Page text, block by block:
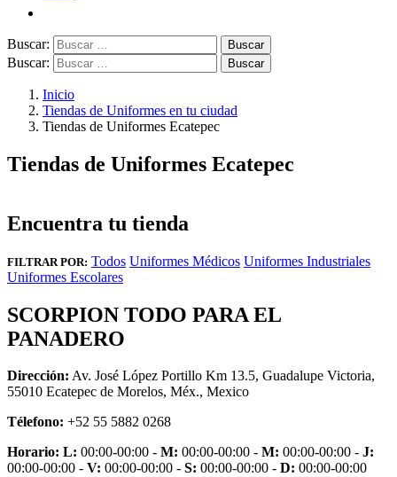
Buscar:
Buscar:
Inicio
Tiendas de Uniformes en tu ciudad
Tiendas de Uniformes Ecatepec
Tiendas de Uniformes Ecatepec
Encuentra tu tienda
FILTRAR POR: Todos Uniformes Médicos Uniformes Industriales
Uniformes Escolares
SCORPION TODO PARA EL
PANADERO
Dirección: Av. José López Portillo Km 13.5, Guadalupe Victoria,
55010 Ecatepec de Morelos, Méx., Mexico
Télefono: +52 55 5882 0268
Horario: L: 00:00-00:00 - M: 00:00-00:00 - M: 00:00-00:00 - J:
00:00-00:00 - V: 00:00-00:00 - S: 00:00-00:00 - D: 00:00-00:00